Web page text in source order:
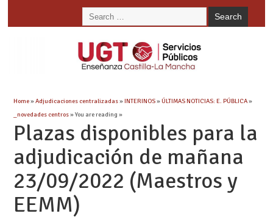
Home»Adjudicaciones centralizadas»INTERINOS»ÚLTIMAS NOTICIAS: E. PÚBLICA»
_novedades centros» You are reading »
Plazas disponibles para la
adjudicación de mañana
23/09/2022 (Maestros y
EEMM)